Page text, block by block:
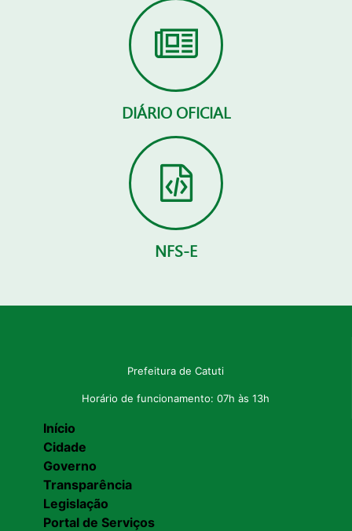
DIÁRIO OFICIAL
NFS-E
Prefeitura de Catuti
Horário de funcionamento: 07h às 13h
Início
Cidade
Governo
Transparência
Legislação
Portal de Serviços